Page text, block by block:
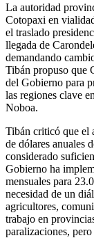
La autoridad
Cotopaxi en
el traslado
llegada de
demandando
Tibán propuso que
del Gobierno para
las regiones clave
Noboa.
Tibán criticó que el
de dólares anuales
considerado
Gobierno ha
mensuales para
necesidad de un
agricultores,
trabajo en
paralizaciones,